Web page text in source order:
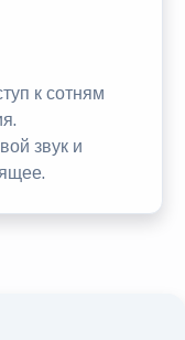
к сотням
звук и